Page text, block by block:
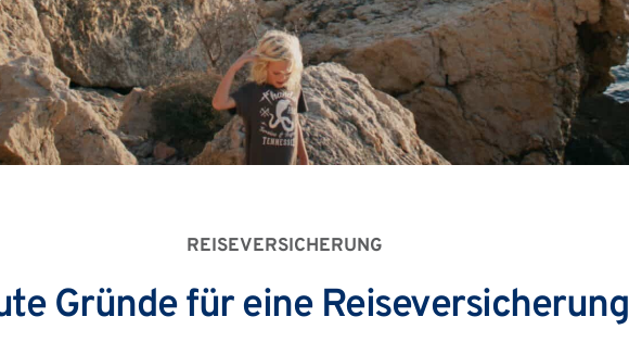
REISEVERSICHERUNG
Gründe für eine Reiseversicherung